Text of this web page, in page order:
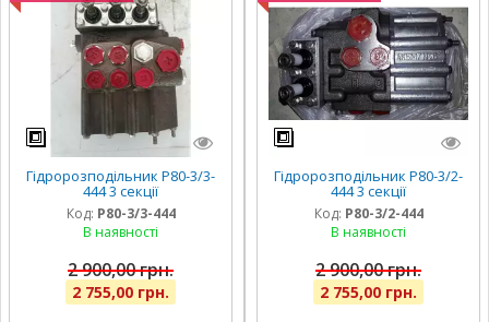
Гідророзподільник Р80-3/3-
444 3 секції
Код: Р80-3/3-444
В наявності
2 900,00 грн.
2 755,00 грн.
Гідророзподільник Р80-3/2-
444 3 секції
Код: Р80-3/2-444
В наявності
2 900,00 грн.
2 755,00 грн.